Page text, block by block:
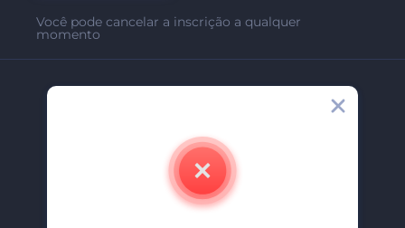
Você pode cancelar a inscrição a qualquer
momento
Contate-Nos
Carreiras